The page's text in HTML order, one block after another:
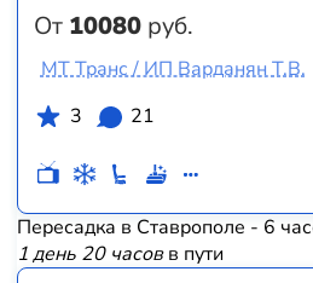
От 10080 руб.
МТ Транс / ИП Варданян Т.В.
3
21
Пересадка в Ставрополе - 6
1 день 20 часовв пути